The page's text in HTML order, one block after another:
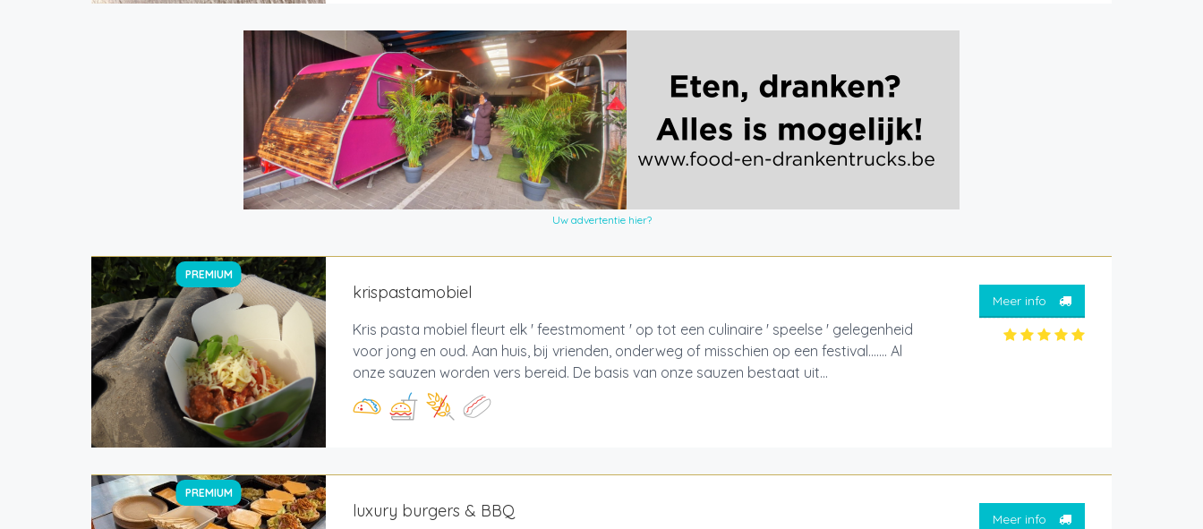
Uw advertentie hier?
PREMIUM
krispastamobiel
Kris pasta mobiel fleurt elk ' feestmoment ' op tot een culinaire ' speelse ' gelegenheid
voor jong en oud. Aan huis, bij vrienden, onderweg of misschien op een festival....... Al
onze sauzen worden vers bereid. De basis van onze sauzen bestaat uit...
Meer info
PREMIUM
luxury burgers & BBQ Meer info